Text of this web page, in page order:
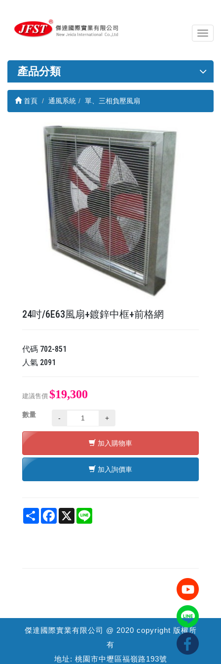
導
覽
關
產品分類
首頁 通風系統 單、三相負壓風扇
24吋/6E63風扇+鍍鋅中框+前格網
代碼 702-851
人氣 2091
建議售價 $19,300
數量 - +
加入購物車
加入詢價車
Share Facebook
X
傑達國際實業有限公司 @ 2020 copyright 版權所
有
地址: 桃園市中壢區福嶺路193號